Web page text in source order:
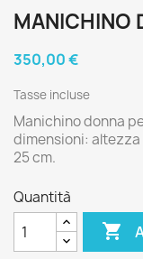
MANICHINO
350,00 €
Tasse incluse
Manichino donna
dimensioni:
25 cm.
Quantità
